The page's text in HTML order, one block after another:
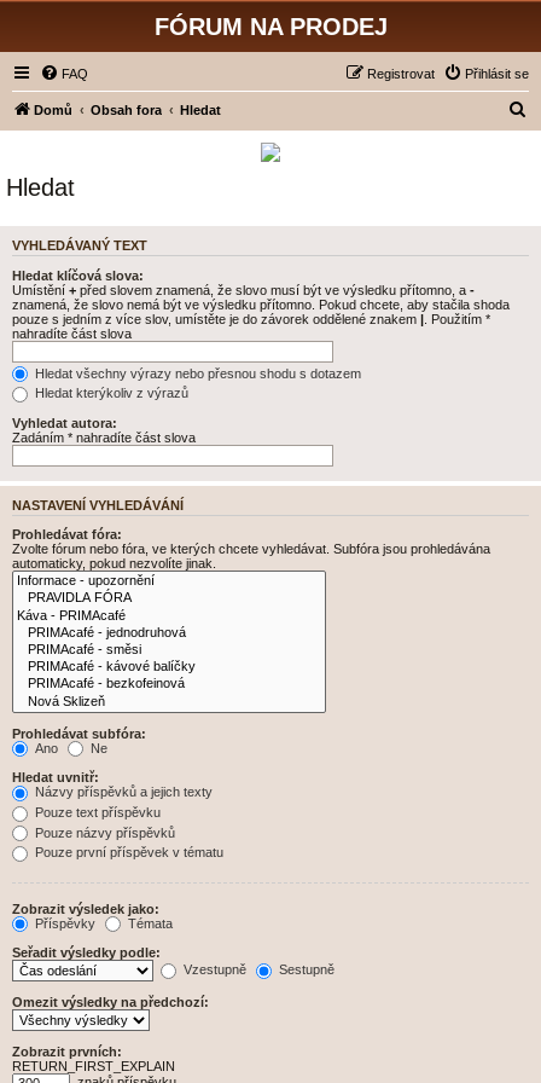
FÓRUM NA PRODEJ
FAQ Přihlásit se
Registrovat
Domů Obsah fora Hledat
a
t
Hledat
VYHLEDÁVANÝ TEXT
Hledat klíčová slova:
Umístění + před slovem znamená, že slovo musí být ve výsledku přítomno, a -
znamená, že slovo nemá být ve výsledku přítomno. Pokud chcete, aby stačila shoda
pouze s jedním z více slov, umístěte je do závorek oddělené znakem | . Použitím *
nahradíte část slova
Hledat všechny výrazy nebo přesnou shodu s dotazem
Hledat kterýkoliv z výrazů
Vyhledat autora:
Zadáním * nahradíte část slova
NASTAVENÍ VYHLEDÁVÁNÍ
Prohledávat fóra:
Zvolte fórum nebo fóra, ve kterých chcete vyhledávat. Subfóra jsou prohledávána
automaticky, pokud nezvolíte jinak.
Prohledávat subfóra:
Ano
Ne
Hledat uvnitř:
Názvy příspěvků a jejich texty
Pouze text příspěvku
Pouze názvy příspěvků
Pouze první příspěvek v tématu
Zobrazit výsledek jako:
Příspěvky
Témata
Seřadit výsledky podle:
Vzestupně
Sestupně
Omezit výsledky na předchozí:
Zobrazit prvních:
RETURN_FIRST_EXPLAIN